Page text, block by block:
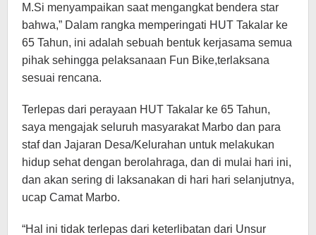
M.Si menyampaikan saat mengangkat bendera star
bahwa,” Dalam rangka memperingati HUT Takalar ke
65 Tahun, ini adalah sebuah bentuk kerjasama semua
pihak sehingga pelaksanaan Fun Bike,terlaksana
sesuai rencana.
Terlepas dari perayaan HUT Takalar ke 65 Tahun,
saya mengajak seluruh masyarakat Marbo dan para
staf dan Jajaran Desa/Kelurahan untuk melakukan
hidup sehat dengan berolahraga, dan di mulai hari ini,
dan akan sering di laksanakan di hari hari selanjutnya,
ucap Camat Marbo.
“Hal ini tidak terlepas dari keterlibatan dari Unsur